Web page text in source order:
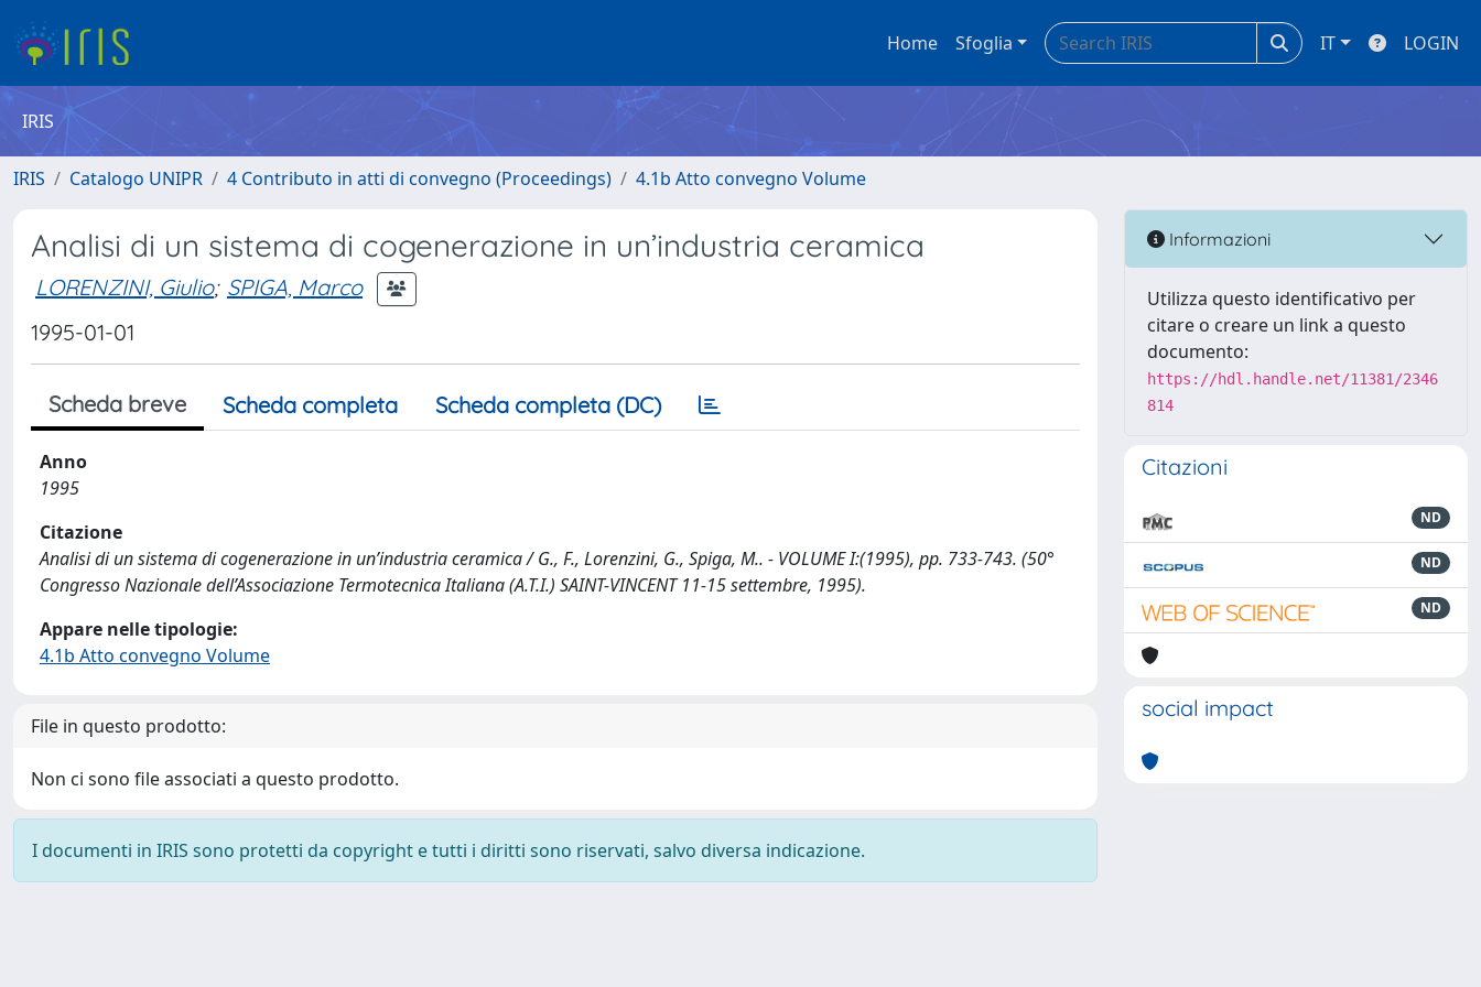
Home Sfoglia IT LOGIN
IRIS
IRIS Catalogo UNIPR 4 Contributo in atti di convegno (Proceedings) 4.1b Atto convegno Volume
Analisi di un sistema di cogenerazione in un’industria ceramica
LORENZINI, Giulio; SPIGA, Marco
1995-01-01
Scheda breve Scheda completa Scheda completa (DC)
Anno
1995
Citazione
Analisi di un sistema di cogenerazione in un’industria ceramica / G., F., Lorenzini, G., Spiga, M.. - VOLUME I:(1995), pp. 733-743. (50°
Congresso Nazionale dell’Associazione Termotecnica Italiana (A.T.I.) SAINT-VINCENT 11-15 settembre, 1995).
Appare nelle tipologie:
4.1b Atto convegno Volume
File in questo prodotto:
Non ci sono file associati a questo prodotto.
I documenti in IRIS sono protetti da copyright e tutti i diritti sono riservati, salvo diversa indicazione.
Informazioni
Utilizza questo identificativo per
citare o creare un link a questo
documento:
https://hdl.handle.net/11381/2346
814
Citazioni
ND
ND
ND
social impact